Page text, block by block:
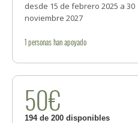
desde 15 de febrero 2025 a 30
noviembre 2027
1personashan apoyado
50€
194 de 200 disponibles